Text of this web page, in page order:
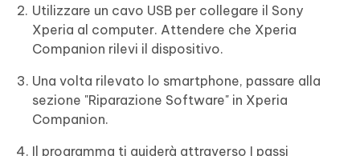
Utilizzare un cavo USB per collegare il Sony
Xperia al computer. Attendere che Xperia
Companion rilevi il dispositivo.
Una volta rilevato lo smartphone, passare alla
sezione "Riparazione Software" in Xperia
Companion.
Il programma ti guiderà attraverso I passi